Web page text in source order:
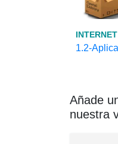
INTERNET
1.2-
Añade
nuestra